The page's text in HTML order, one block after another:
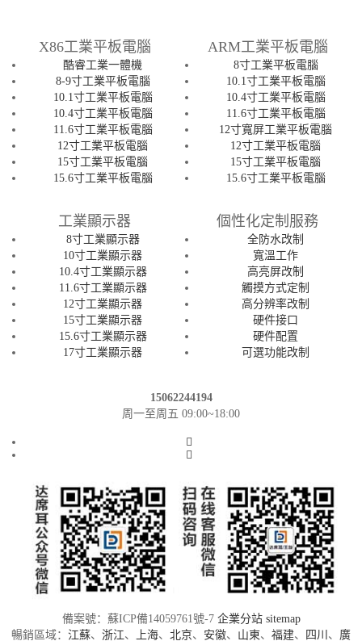
X86工業平板電腦
酷睿工業一體機
8-9寸工業平板電腦
10.1寸工業平板電腦
10.4寸工業平板電腦
11.6寸工業平板電腦
12寸工業平板電腦
15寸工業平板電腦
15.6寸工業平板電腦
ARM工業平板電腦
8寸工業平板電腦
10.1寸工業平板電腦
10.4寸工業平板電腦
11.6寸工業平板電腦
12寸寬屏工業平板電腦
12寸工業平板電腦
15寸工業平板電腦
15.6寸工業平板電腦
工業顯示器
8寸工業顯示器
10寸工業顯示器
10.4寸工業顯示器
11.6寸工業顯示器
12寸工業顯示器
15寸工業顯示器
15.6寸工業顯示器
17寸工業顯示器
個性化定制服務
全防水改制
寬溫工作
高亮屏改制
觸摸方式定制
高分辨率改制
硬件接口
硬件配置
可選功能改制
15062244194
周一至周五 09:00~18:00
備案號：蘇ICP備14059761號-7 企業分站 sitemap
暢銷區域： 江蘇、 浙江、 上海、 北京、 安徽、 山東、 福建、 四川 、 廣